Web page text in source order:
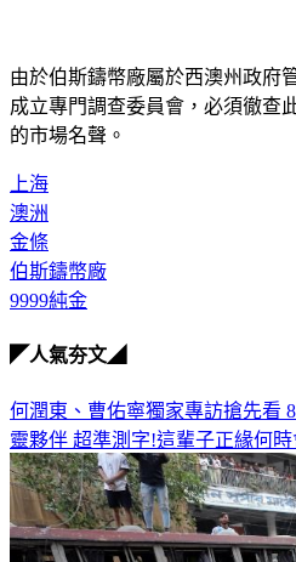
由於伯斯鑄幣廠屬於西澳州政府
成立專門調查委員會，必須徹查
的市場名聲。
上海
澳洲
金條
伯斯鑄幣廠
9999純金
◤人氣夯文◢
何潤東、曹佑寧獨家專訪搶先看
靈夥伴 超準測字!這輩子正緣何時